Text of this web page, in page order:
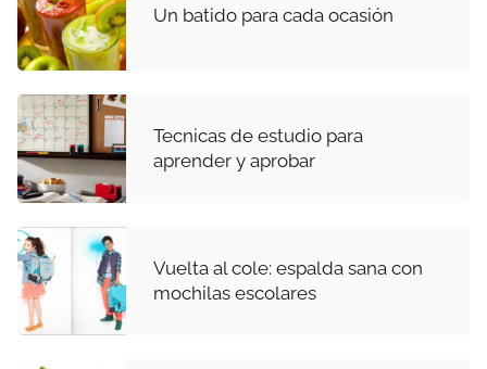
Un batido para cada ocasión
Tecnicas de estudio para
aprender y aprobar
Vuelta al cole: espalda sana con
mochilas escolares